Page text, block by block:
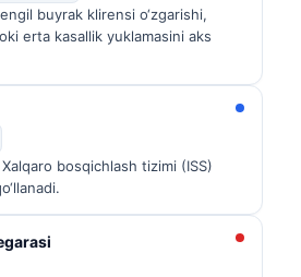
buyrak klirensi o‘zgarishi,
erta kasallik yuklamasini aks
bosqichlash tizimi (ISS)